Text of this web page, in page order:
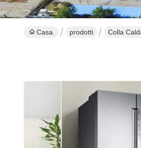
Casa. prodotti Colla